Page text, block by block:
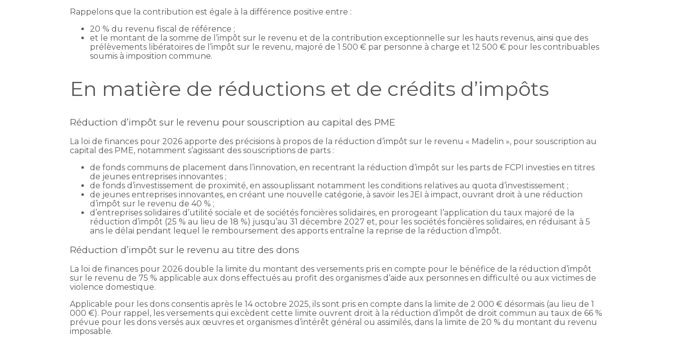
Rappelons que la contribution est égale à la différence positive entre :
20 % du revenu fiscal de référence ;
et le montant de la somme de l’impôt sur le revenu et de la contribution exceptionnelle sur les hauts revenus, ainsi que des
prélèvements libératoires de l’impôt sur le revenu, majoré de 1 500 € par personne à charge et 12 500 € pour les contribuables
soumis à imposition commune.
En matière de réductions et de crédits d’impôts
Réduction d’impôt sur le revenu pour souscription au capital des PME
La loi de finances pour 2026 apporte des précisions à propos de la réduction d’impôt sur le revenu « Madelin », pour souscription au
capital des PME, notamment s’agissant des souscriptions de parts :
de fonds communs de placement dans l’innovation, en recentrant la réduction d’impôt sur les parts de FCPI investies en titres
de jeunes entreprises innovantes ;
de fonds d’investissement de proximité, en assouplissant notamment les conditions relatives au quota d’investissement ;
de jeunes entreprises innovantes, en créant une nouvelle catégorie, à savoir les JEI à impact, ouvrant droit à une réduction
d’impôt sur le revenu de 40 % ;
d’entreprises solidaires d’utilité sociale et de sociétés foncières solidaires, en prorogeant l’application du taux majoré de la
réduction d’impôt (25 % au lieu de 18 %) jusqu’au 31 décembre 2027 et, pour les sociétés foncières solidaires, en réduisant à 5
ans le délai pendant lequel le remboursement des apports entraîne la reprise de la réduction d’impôt.
Réduction d’impôt sur le revenu au titre des dons
La loi de finances pour 2026 double la limite du montant des versements pris en compte pour le bénéfice de la réduction d’impôt
sur le revenu de 75 % applicable aux dons effectués au profit des organismes d’aide aux personnes en difficulté ou aux victimes de
violence domestique.
Applicable pour les dons consentis après le 14 octobre 2025, ils sont pris en compte dans la limite de 2 000 € désormais (au lieu de 1
000 €). Pour rappel, les versements qui excèdent cette limite ouvrent droit à la réduction d’impôt de droit commun au taux de 66 %
prévue pour les dons versés aux œuvres et organismes d’intérêt général ou assimilés, dans la limite de 20 % du montant du revenu
imposable.